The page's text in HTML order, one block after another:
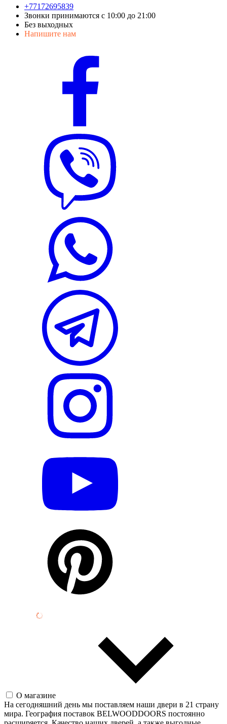
+77172695839
Звонки принимаются с 10:00 до 21:00
Без выходных
Напишите нам
О магазине
На сегодняшний день мы поставляем наши двери в 21 страну
мира. География поставок BELWOODDOORS постоянно